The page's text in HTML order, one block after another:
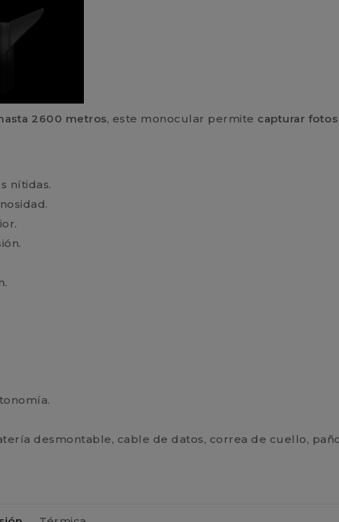
2600 metros, este monocular permite capturar
nítidas.
desmontable, cable de datos, correa de cuello,